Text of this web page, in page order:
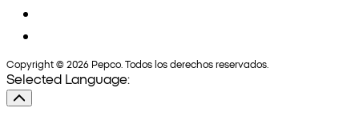
Copyright © 2026 Pepco. Todos los derechos reservados.
Selected Language: